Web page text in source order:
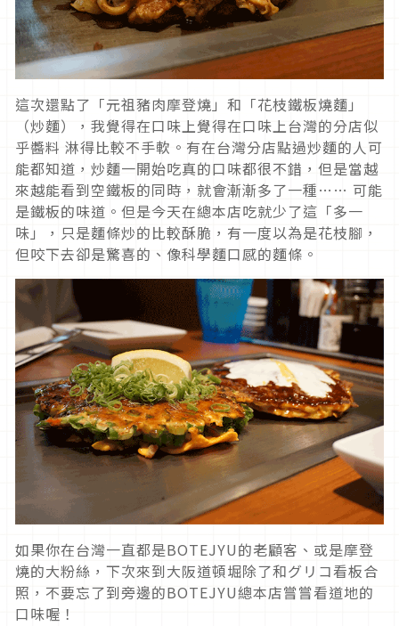
這次還點了「元祖豬肉摩登燒」和「花枝鐵板燒麵」
（炒麵），我覺得在口味上覺得在口味上台灣的分店似
乎醬料 淋得比較不手軟。有在台灣分店點過炒麵的人可
能都知道，炒麵一開始吃真的口味都很不錯，但是當越
來越能看到空鐵板的同時，就會漸漸多了一種…… 可能
是鐵板的味道。但是今天在總本店吃就少了這「多一
味」，只是麵條炒的比較酥脆，有一度以為是花枝腳，
但咬下去卻是驚喜的、像科學麵口感的麵條。
如果你在台灣一直都是BOTEJYU的老顧客、或是摩登
燒的大粉絲，下次來到大阪道頓堀除了和グリコ看板合
照，不要忘了到旁邊的BOTEJYU總本店嘗嘗看道地的
口味喔！